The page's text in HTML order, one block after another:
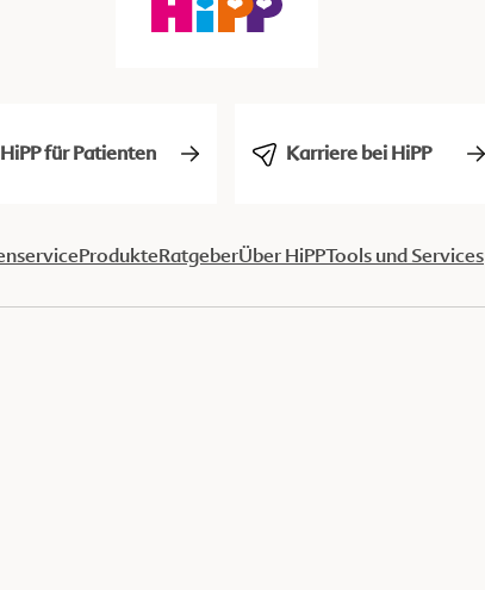
HiPP für Patienten Karriere bei HiPP
ProdukteRatgeberÜber HiPPTools und Services